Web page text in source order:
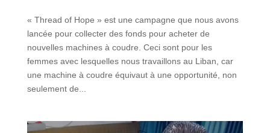
« Thread of Hope » est une campagne que nous avons
lancée pour collecter des fonds pour acheter de
nouvelles machines à coudre. Ceci sont pour les
femmes avec lesquelles nous travaillons au Liban, car
une machine à coudre équivaut à une opportunité, non
seulement de...